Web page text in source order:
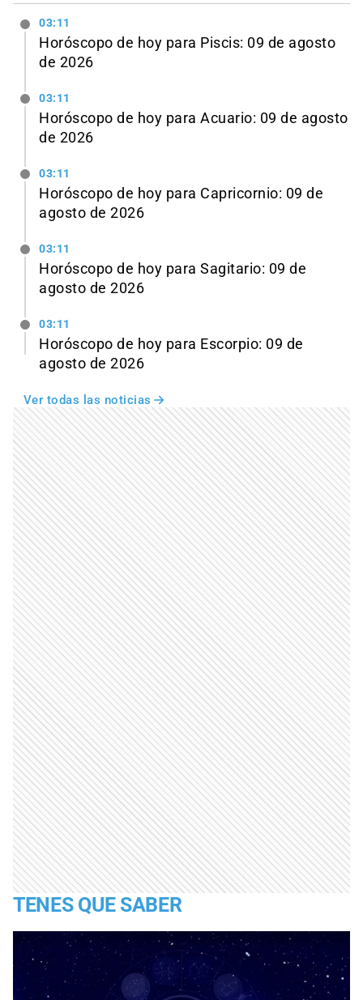
03:11
Horóscopo de hoy para Piscis: 09 de agosto
de 2026
03:11
Horóscopo de hoy para Acuario: 09 de agosto
de 2026
03:11
Horóscopo de hoy para Capricornio: 09 de
agosto de 2026
03:11
Horóscopo de hoy para Sagitario: 09 de
agosto de 2026
03:11
Horóscopo de hoy para Escorpio: 09 de
agosto de 2026
Ver todas las noticias
TENES QUE SABER